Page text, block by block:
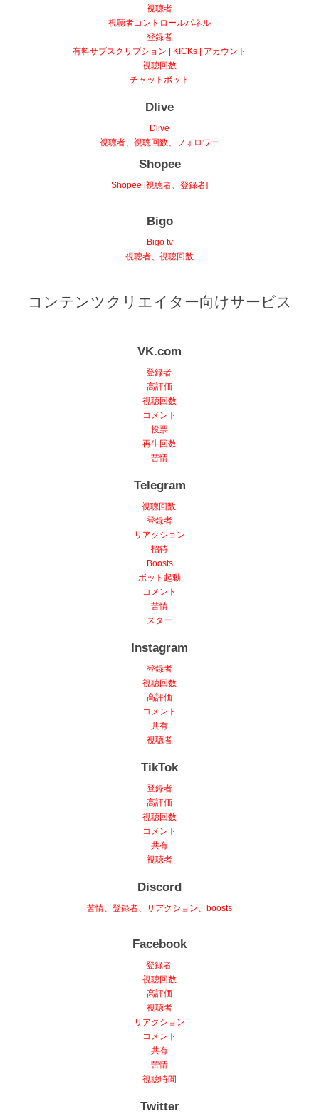
視聴者
視聴者コントロールパネル
登録者
有料サブスクリプション | KICKs | アカウント
視聴回数
チャットボット
Dlive
Dlive
視聴者、視聴回数、フォロワー
Shopee
Shopee [視聴者、登録者]
Bigo
Bigo tv
視聴者、視聴回数
コンテンツクリエイター向けサービス
VK.com
登録者
高評価
視聴回数
コメント
投票
再生回数
苦情
Telegram
視聴回数
登録者
リアクション
招待
Boosts
ボット起動
コメント
苦情
スター
Instagram
登録者
視聴回数
高評価
コメント
共有
視聴者
TikTok
登録者
高評価
視聴回数
コメント
共有
視聴者
Discord
苦情、登録者、リアクション、boosts
Facebook
登録者
視聴回数
高評価
視聴者
リアクション
コメント
共有
苦情
視聴時間
Twitter